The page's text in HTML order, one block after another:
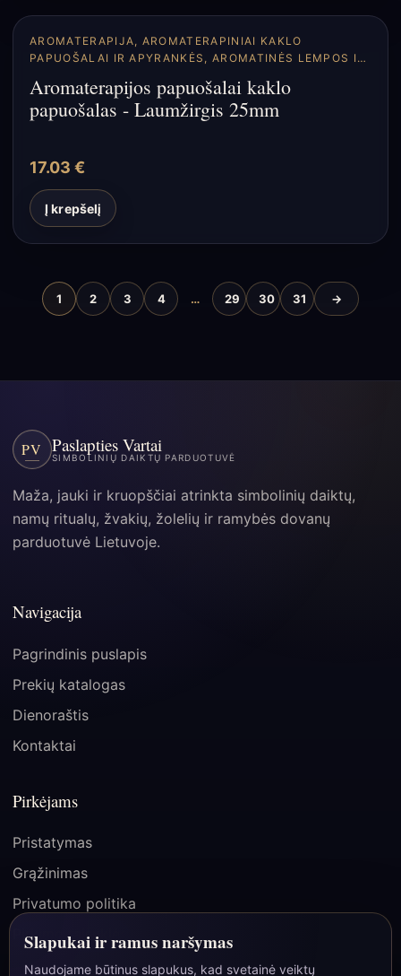
AROMATERAPIJA, AROMATERAPINIAI KAKLO
PAPUOŠALAI IR APYRANKĖS , AROMATINĖS LEMPOS IR
Aromaterapijos papuošalai kaklo
papuošalas - Laumžirgis 25mm
17.03 €
Į krepšelį
1 2 3 4 … 29 30 31 →
PV Paslapties Vartai
SIMBOLINIŲ DAIKTŲ PARDUOTUVĖ
Maža, jauki ir kruopščiai atrinkta simbolinių daiktų,
namų ritualų, žvakių, žolelių ir ramybės dovanų
parduotuvė Lietuvoje.
Navigacija
Pagrindinis puslapis
Prekių katalogas
Dienoraštis
Kontaktai
Pirkėjams
Pristatymas
Grąžinimas
Privatumo politika
Pirkimo taisyklės
Slapukai ir ramus naršymas
Naudojame būtinus slapukus, kad svetainė veiktų